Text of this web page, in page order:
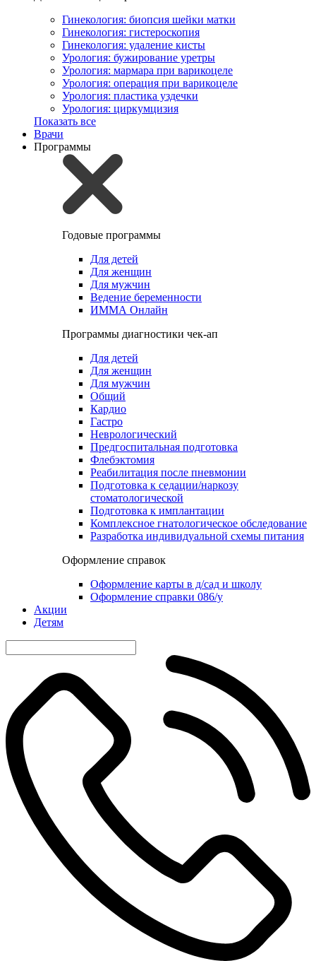
Гинекология: биопсия шейки матки
Гинекология: гистероскопия
Гинекология: удаление кисты
Урология: бужирование уретры
Урология: мармара при варикоцеле
Урология: операция при варикоцеле
Урология: пластика уздечки
Урология: циркумцизия
Показать все
Врачи
Программы
Годовые программы
Для детей
Для женщин
Для мужчин
Ведение беременности
ИММА Онлайн
Программы диагностики чек-ап
Для детей
Для женщин
Для мужчин
Общий
Кардио
Гастро
Неврологический
Предгоспитальная подготовка
Флебэктомия
Реабилитация после пневмонии
Подготовка к седации/наркозу
стоматологической
Подготовка к имплантации
Комплексное гнатологическое обследование
Разработка индивидуальной схемы питания
Оформление справок
Оформление карты в д/сад и школу
Оформление справки 086/у
Акции
Детям